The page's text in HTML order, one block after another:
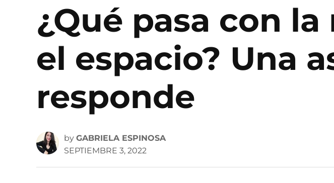
¿Qué pasa con
el espacio? Una
responde
by GABRIELA ESPINOSA
SEPTIEMBRE 3, 2022